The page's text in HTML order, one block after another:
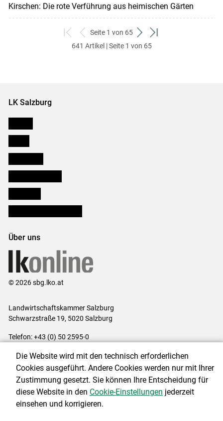
Kirschen: Die rote Verführung aus heimischen Gärten
zum
ersten
zurück
zum
Seite 1 von 65
weiter
zum
zum
641 Artikel | Seite 1 von 65
LK Salzburg
Über uns
© 2026 sbg.lko.at
Landwirtschaftskammer Salzburg
Schwarzstraße 19, 5020 Salzburg
Telefon: +43 (0) 50 2595-0
Impressum|Kontakt|Datenschutzerklärung|Barrierefreiheit|
Cookie-Einstellungen
Die Website wird mit den technisch erforderlichen
Cookies ausgeführt. Andere Cookies werden nur mit Ihrer
Zustimmung gesetzt. Sie können Ihre Entscheidung für
diese Website in den Cookie-Einstellungen jederzeit
einsehen und korrigieren.